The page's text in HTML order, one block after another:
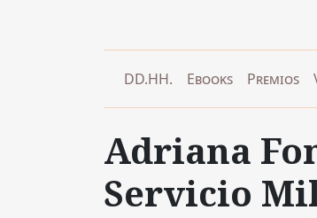
DD.HH. Ebooks Premios
Adriana
Servicio